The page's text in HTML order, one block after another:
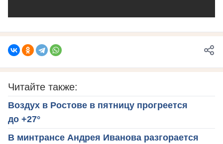
Читайте также:
Воздух в Ростове в пятницу прогреется
до +27°
В минтрансе Андрея Иванова разгорается